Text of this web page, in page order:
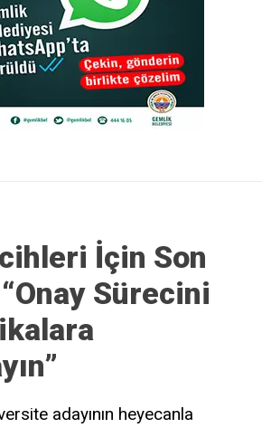
İçin Son
Sürecini
adayının heyecanla